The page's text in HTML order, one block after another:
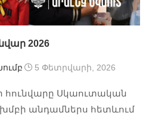
2026
5 Փետրվարի, 2026
հունվարը Սկաուտական
անդամներս հետևում